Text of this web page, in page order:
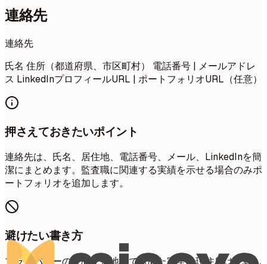
連絡先
連絡先
氏名 住所（都道府県、市区町村） 電話番号 | メールアドレ
ス LinkedInプロフィールURL | ポートフォリオURL（任意）
押さえておきたいポイント
連絡先は、氏名、居住地、電話番号、メール、LinkedInを簡
潔にまとめます。監査職に関連する実績を示せる場合のみポ
ートフォリオを追加します。
避けたい書き方
プライバシーのため、番地まで含めた完全な現住所は記載し